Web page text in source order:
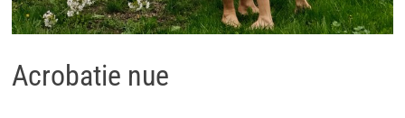
Acrobatie nue